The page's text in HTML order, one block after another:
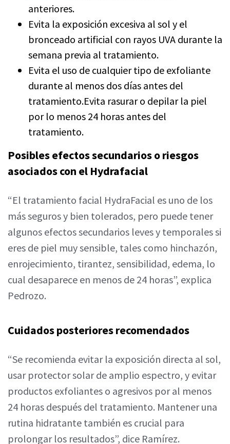
anteriores.
Evita la exposición excesiva al sol y el
bronceado artificial con rayos UVA durante la
semana previa al tratamiento.
Evita el uso de cualquier tipo de exfoliante
durante al menos dos días antes del
tratamiento.Evita rasurar o depilar la piel
por lo menos 24 horas antes del
tratamiento.
Posibles efectos secundarios o riesgos
asociados con el Hydrafacial
“El tratamiento facial HydraFacial es uno de los
más seguros y bien tolerados, pero puede tener
algunos efectos secundarios leves y temporales si
eres de piel muy sensible, tales como hinchazón,
enrojecimiento, tirantez, sensibilidad, edema, lo
cual desaparece en menos de 24 horas”, explica
Pedrozo.
Cuidados posteriores recomendados
“Se recomienda evitar la exposición directa al sol,
usar protector solar de amplio espectro, y evitar
productos exfoliantes o agresivos por al menos
24 horas después del tratamiento. Mantener una
rutina hidratante también es crucial para
prolongar los resultados”, dice Ramírez.